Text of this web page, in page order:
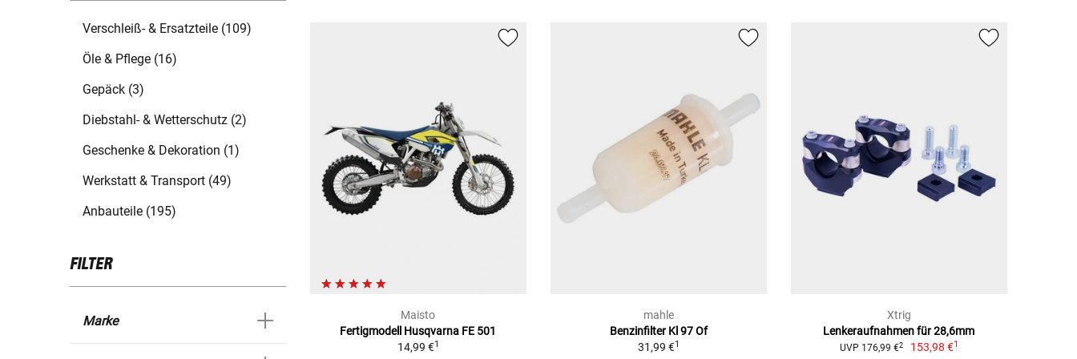
Verschleiß- & Ersatzteile (109)
Öle & Pflege (16)
Gepäck (3)
Diebstahl- & Wetterschutz (2)
Geschenke & Dekoration (1)
Werkstatt & Transport (49)
Anbauteile (195)
FILTER
Marke
Maisto
Fertigmodell Husqvarna FE 501
14,99 €1
mahle
Benzinfilter Kl 97 Of
31,99 €1
Xtrig
Lenkeraufnahmen für 28,6mm
UVP 176,99 €2 153,98 €1